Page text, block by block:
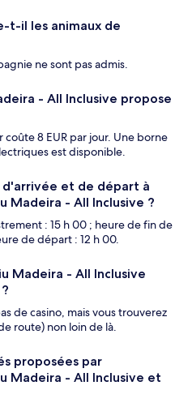
t-il les animaux de
ne sont pas admis.
- All Inclusive propose
8 EUR par jour. Une borne
est disponible.
d'arrivée et de départ à
Madeira - All Inclusive ?
: 15 h 00 ; heure de fin de
de départ : 12 h 00.
Madeira - All Inclusive
de casino, mais vous trouverez
route) non loin de là.
proposées par
Madeira - All Inclusive et